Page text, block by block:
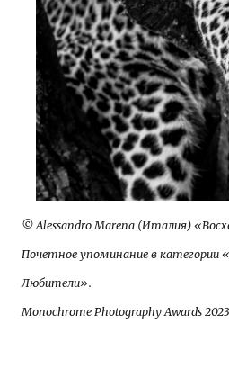
© Alessandro Marena (Италия)
Почетное упоминание в категории
Любители».
Monochrome Photography Awards 2023